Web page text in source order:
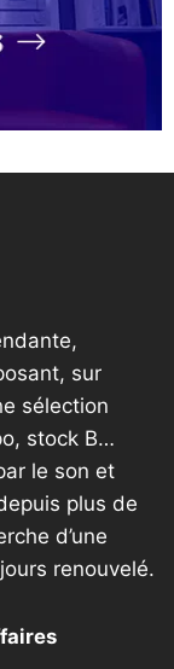
sur
sélection
stock B…
le son et
plus de
d’une
renouvelé.